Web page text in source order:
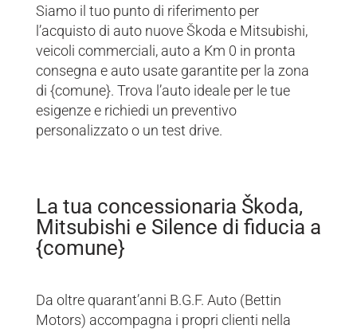
Siamo il tuo punto di riferimento per
l’acquisto di auto nuove Škoda e Mitsubishi,
veicoli commerciali, auto a Km 0 in pronta
consegna e auto usate garantite per la zona
di {comune}. Trova l’auto ideale per le tue
esigenze e richiedi un preventivo
personalizzato o un test drive.
La tua concessionaria Škoda,
Mitsubishi e Silence di fiducia a
{comune}
Da oltre quarant’anni B.G.F. Auto (Bettin
Motors) accompagna i propri clienti nella